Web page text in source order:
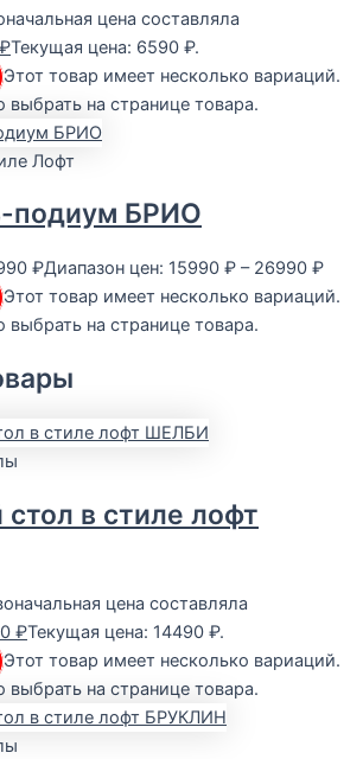
цена составляла
₽Текущая цена: 6590 ₽.
Этот товар имеет несколько вариаций.
на странице товара.
Лофт
подиум БРИО
₽Диапазон цен: 15990 ₽ – 26990 ₽
Этот товар имеет несколько вариаций.
на странице товара.
стол в стиле лофт
цена составляла
₽Текущая цена: 14490 ₽.
Этот товар имеет несколько вариаций.
на странице товара.